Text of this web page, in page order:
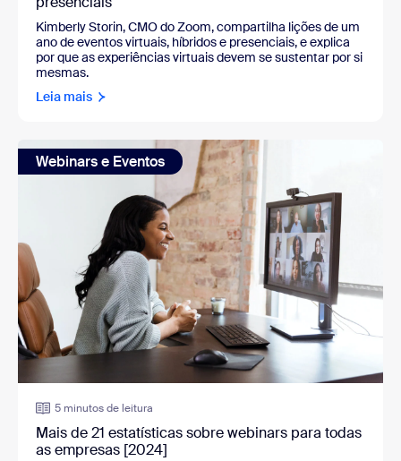
Kimberly Storin, CMO do Zoom, compartilha lições de um
ano de eventos virtuais, híbridos e presenciais, e explica
por que as experiências virtuais devem se sustentar por si
mesmas.
Leia mais
Webinars e Eventos
5 minutos de leitura
Mais de 21 estatísticas sobre webinars para todas
as empresas [2024]